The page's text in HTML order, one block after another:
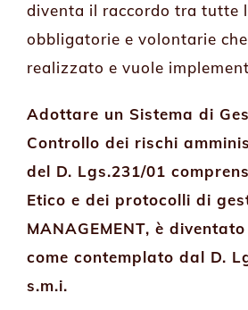
diventa il raccordo tra tutte
obbligatorie e volontarie che
realizzato e vuole
Adottare un Sistema di
Controllo dei rischi
del D. Lgs.231/01
Etico e dei protocolli di
MANAGEMENT, è
come contemplato dal D.
s.m.i.